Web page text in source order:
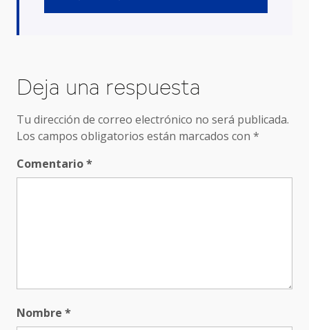
Deja una respuesta
Tu dirección de correo electrónico no será publicada.
Los campos obligatorios están marcados con *
Comentario*
Nombre *